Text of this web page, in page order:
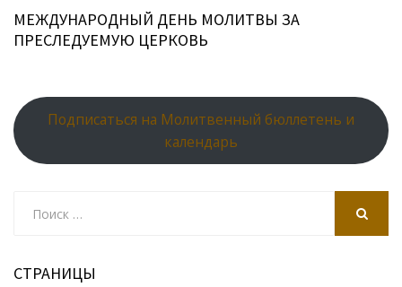
МЕЖДУНАРОДНЫЙ ДЕНЬ МОЛИТВЫ ЗА
ПРЕСЛЕДУЕМУЮ ЦЕРКОВЬ
Подписаться на Молитвенный бюллетень и
календарь
СТРАНИЦЫ